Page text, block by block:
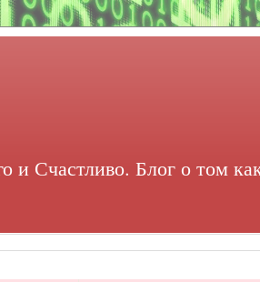
и Счастливо. Блог о том